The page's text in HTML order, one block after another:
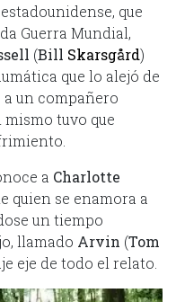
que
Guerra Mundial,
(Bill Skarsgård)
que lo alejó de
un compañero
tuvo que
a Charlotte
quien se enamora a
un tiempo
llamado Arvin (Tom
eje de todo el relato.